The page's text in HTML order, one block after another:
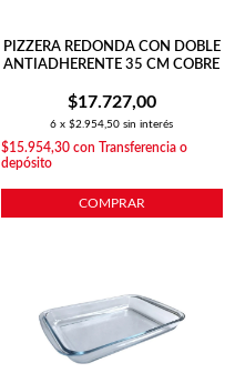
PIZZERA REDONDA CON DOBLE
ANTIADHERENTE 35 CM COBRE
$17.727,00
6 x$2.954,50 sin interés
$15.954,30con Transferencia o
depósito
COMPRAR